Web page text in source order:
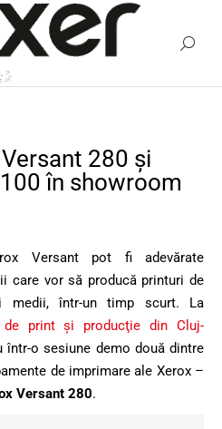
280 şi
în showroom
Versant pot fi adevărate
care vor să producă printuri de
într-un timp scurt. La
de print şi producţie din Cluj-
într-o sesiune demo două dintre
de imprimare ale Xerox –
Versant 280.